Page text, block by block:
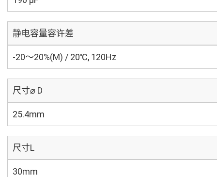
静电容量容许差
-20～20%(M) / 20℃, 120Hz
尺寸⌀ D
25.4mm
尺寸L
30mm